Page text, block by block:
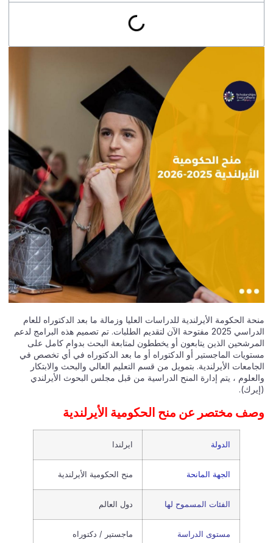
منحة الحكومة الأيرلندية للدراسات العليا وزمالة ما بعد الدكتوراه للعام
الدراسي 2025 مفتوحة الآن لتقديم الطلبات. تم تصميم هذه البرامج لدعم
المرشحين الذين يتابعون أو يخططون لمتابعة البحث بدوام كامل على
مستويات الماجستير أو الدكتوراه أو ما بعد الدكتوراه في أي تخصص في
الجامعات الأيرلندية. بتمويل من قسم التعليم العالي والبحث والابتكار
والعلوم ، يتم إدارة المنح الدراسية من قبل مجلس البحوث الأيرلندي
(إيرك).
وصف مختصر عن منح الحكومية الأيرلندية
الدولة ايرلندا
الجهة المانحة منح الحكومية الأيرلندية
الفئات المسموح لها دول العالم
مستوى الدراسة ماجستير / دكتوراه